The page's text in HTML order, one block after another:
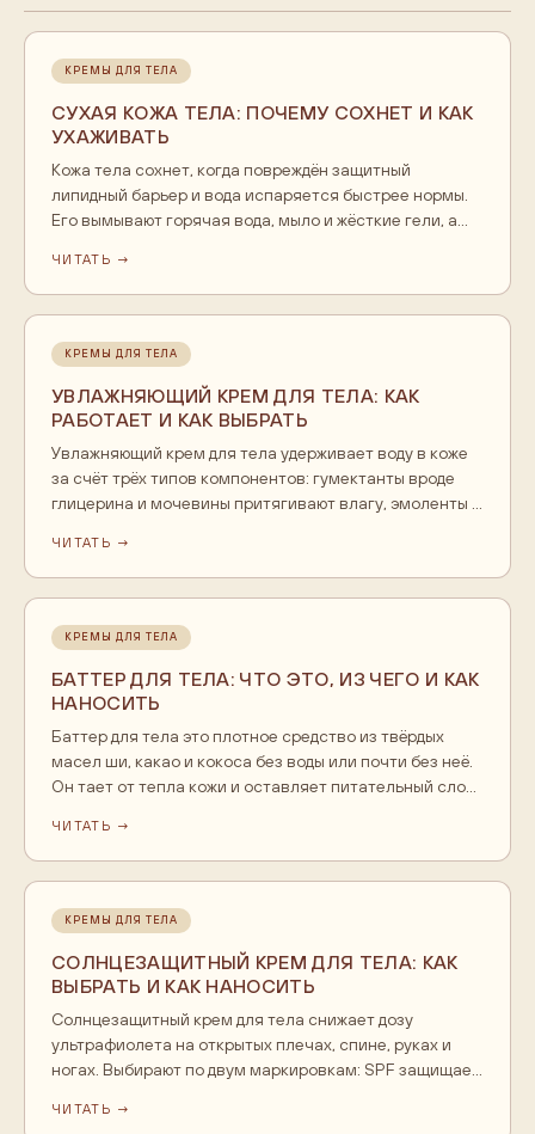
КРЕМЫ ДЛЯ ТЕЛА
СУХАЯ КОЖА ТЕЛА: ПОЧЕМУ СОХНЕТ И КАК
УХАЖИВАТЬ
Кожа тела сохнет, когда повреждён защитный
липидный барьер и вода испаряется быстрее нормы.
Его вымывают горячая вода, мыло и жёсткие гели, а
себума. Уход держится на трёх вещах: мягкое
очищение, крем на влажную кожу сразу после душа и
питательные масла или баттеры. Косметика
ухаживает и удерживает влагу, а стойкие трещины, зуд
и шелушение это повод показаться врачу.
ЧИТАТЬ →
КРЕМЫ ДЛЯ ТЕЛА
УВЛАЖНЯЮЩИЙ КРЕМ ДЛЯ ТЕЛА: КАК
РАБОТАЕТ И КАК ВЫБРАТЬ
Увлажняющий крем для тела удерживает воду в коже
за счёт трёх типов компонентов: гумектанты вроде
глицерина и мочевины притягивают влагу, эмоленты и
запечатывают воду сверху. Главный приём: наносить
на слегка влажную кожу сразу после душа. Сухой коже
нужен крем поплотнее, жирной - полегче. Увлажнение
это про регулярность, а не про один слой.
ЧИТАТЬ →
КРЕМЫ ДЛЯ ТЕЛА
БАТТЕР ДЛЯ ТЕЛА: ЧТО ЭТО, ИЗ ЧЕГО И КАК
НАНОСИТЬ
Баттер для тела это плотное средство из твёрдых
масел ши, какао и кокоса без воды или почти без неё.
Он тает от тепла кожи и оставляет питательный слой,
сухой и очень сухой кожи. Наносят его тонко на
влажную кожу и разогревают в ладонях.
ЧИТАТЬ →
КРЕМЫ ДЛЯ ТЕЛА
СОЛНЦЕЗАЩИТНЫЙ КРЕМ ДЛЯ ТЕЛА: КАК
ВЫБРАТЬ И КАК НАНОСИТЬ
Солнцезащитный крем для тела снижает дозу
ультрафиолета на открытых плечах, спине, руках и
ногах. Выбирают по двум маркировкам: SPF защищает
Для города достаточно SPF 30, для пляжа и юга SPF 50
ЧИТАТЬ →